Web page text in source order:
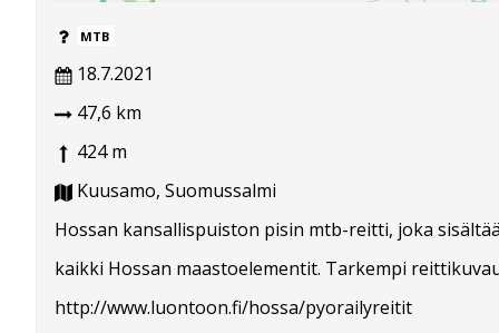
MTB
18.7.2021
47,6 km
424 m
Kuusamo, Suomussalmi
Hossan kansallispuiston pisin mtb-reitti, joka
kaikki Hossan maastoelementit. Tarkempi
http://www.luontoon.fi/hossa/pyorailyreitit